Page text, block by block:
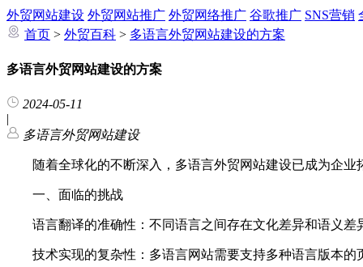
外贸网站建设 外贸网站推广 外贸网络推广 谷歌推广 SNS营销
首页 > 外贸百科 > 多语言外贸网站建设的方案
多语言外贸网站建设的方案
2024-05-11
|
多语言外贸网站建设
随着全球化的不断深入，多语言外贸网站建设已成为企业
一、面临的挑战
语言翻译的准确性：不同语言之间存在文化差异和语义差
技术实现的复杂性：多语言网站需要支持多种语言版本的